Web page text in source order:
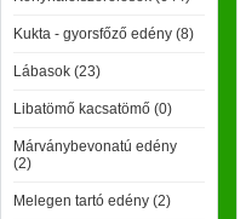
Kukta - gyorsfőző edény (8)
Lábasok (23)
Libatömő kacsatömő (0)
Márványbevonatú edény
(2)
Melegen tartó edény (2)